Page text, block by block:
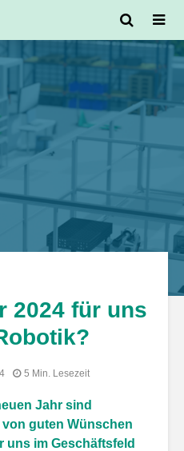
2024 für uns
5 Min. Lesezeit
Jahr sind
guten Wünschen
uns im Geschäftsfeld